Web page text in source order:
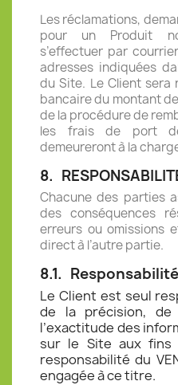
Les réclamations,
pour un Produit
s’effectuer par
adresses indiquées
du Site. Le Client sera
bancaire du montant
de la procédure de
les frais de port
demeureront à la
8.
Chacune des parties
des conséquences
erreurs ou omissions
direct à l’autre partie.
8.1.
Le Client est seul
de la précision,
l’exactitude des
sur le Site aux fins
responsabilité du
engagée à ce titre.